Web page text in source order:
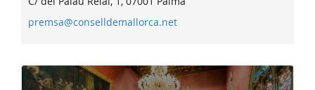
premsa@conselldemallorca.net